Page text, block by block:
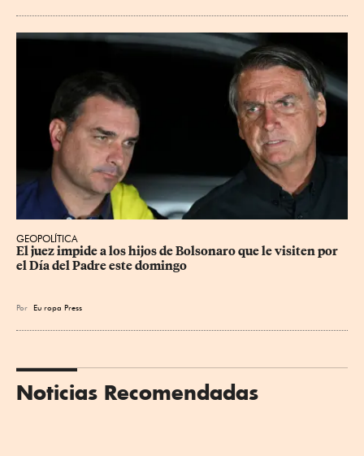
GEOPOLÍTICA
El juez impide a los hijos de Bolsonaro que le visiten por
el Día del Padre este domingo
Por Eu ropa Press
Noticias Recomendadas